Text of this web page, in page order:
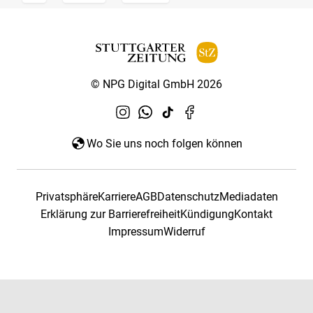
© NPG Digital GmbH 2026
Wo Sie uns noch folgen können
PrivatsphäreKarriereAGBDatenschutzMediadaten
Erklärung zur BarrierefreiheitKündigungKontakt
ImpressumWiderruf